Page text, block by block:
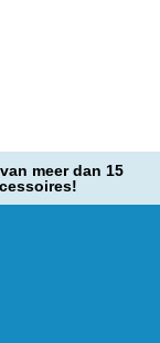
meer dan 15